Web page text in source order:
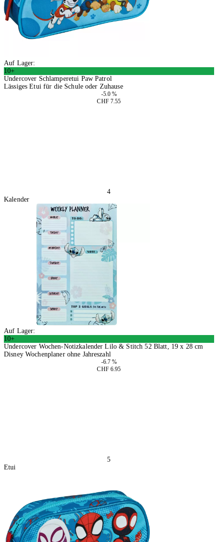
Auf Lager:
10+
Undercover Schlamperetui Paw Patrol
Lässiges Etui für die Schule oder Zuhause
-5.0 %
CHF 7.55
4
Kalender
Auf Lager:
10+
Undercover Wochen-Notizkalender Lilo & Stitch 52 Blatt, 19 x 28 cm
Disney Wochenplaner ohne Jahreszahl
-6.7 %
CHF 6.95
5
Etui